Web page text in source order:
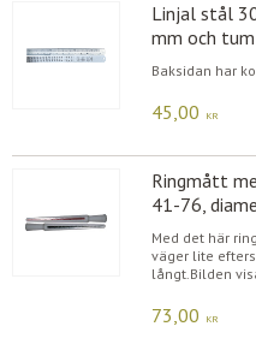
Linjal stål
mm och tum
Baksidan har
45,00 KR
Ringmått
41-76,
Med det här
väger lite
långt.Bilden
73,00 KR